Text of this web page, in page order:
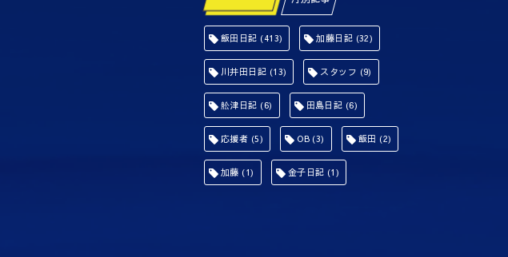
飯田日記 (413) 加藤日記 (32)
川井田日記 (13) スタッフ (9)
舩津日記 (6) 田島日記 (6)
応援者 (5) OB(3) 飯田 (2)
加藤 (1) 金子日記 (1)